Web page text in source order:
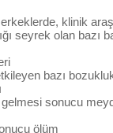
klinik
seyrek olan bazı
bazı
sonucu
ölüm